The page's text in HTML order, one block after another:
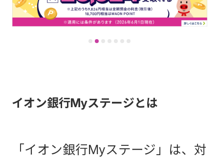
イオン銀行Myステージとは
「イオン銀行Myステージ」は、対